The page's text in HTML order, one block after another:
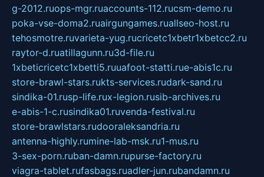
g-2012.ruops-mgr.ruaccounts-112.rucsm-demo.ru
poka-vse-doma2.ruairgungames.ruallseo-host.ru
tehosmotre.ruvarieta-yug.rucricetc1xbetr1xbetcc2.ru
raytor-d.ruatillagunn.ru3d-file.ru
1xbeticricetc1xbetti5.ruuafoot-statti.rue-abis1c.ru
store-brawl-stars.rukts-services.rudark-sand.ru
sindika-01.rusp-life.rux-legion.rusib-archives.ru
e-abis-1-c.rusindika01.ruvenda-festival.ru
store-brawlstars.rudooraleksandria.ru
antenna-highly.rumine-lab-msk.ru1-mus.ru
3-sex-porn.ruban-damn.rupurse-factory.ru
viagra-tablet.rufasbags.ruadler-jun.rubandamn.ru